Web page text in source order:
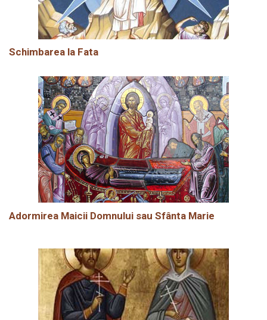
Schimbarea la Fata
Adormirea Maicii Domnului sau Sfânta Marie